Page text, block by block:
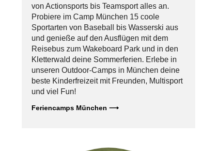
von Actionsports bis Teamsport alles an.
Probiere im Camp München 15 coole
Sportarten von Baseball bis Wasserski aus
und genieße auf den Ausflügen mit dem
Reisebus zum Wakeboard Park und in den
Kletterwald deine Sommerferien. Erlebe in
unseren Outdoor-Camps in München deine
beste Kinderfreizeit mit Freunden, Multisport
und viel Fun!
Feriencamps München ⟶